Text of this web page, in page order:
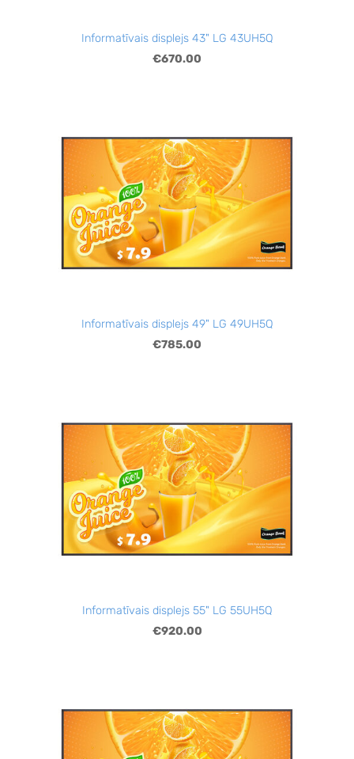
Informatīvais displejs 43" LG 43UH5Q
€670.00
Informatīvais displejs 49" LG 49UH5Q
€785.00
Informatīvais displejs 55" LG 55UH5Q
€920.00